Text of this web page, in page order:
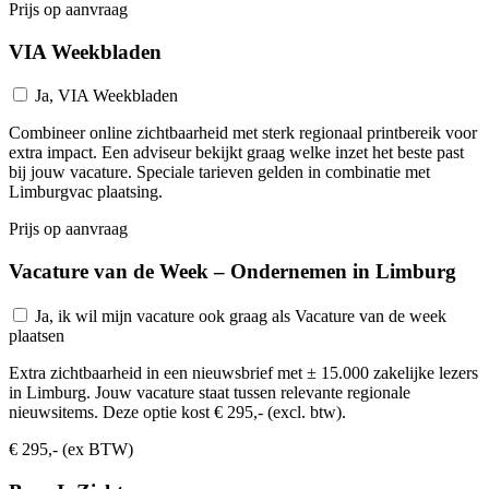
Prijs op aanvraag
VIA Weekbladen
Ja, VIA Weekbladen
Combineer online zichtbaarheid met sterk regionaal printbereik voor
extra impact. Een adviseur bekijkt graag welke inzet het beste past
bij jouw vacature. Speciale tarieven gelden in combinatie met
Limburgvac plaatsing.
Prijs op aanvraag
Vacature van de Week – Ondernemen in Limburg
Ja, ik wil mijn vacature ook graag als Vacature van de week
plaatsen
Extra zichtbaarheid in een nieuwsbrief met ± 15.000 zakelijke lezers
in Limburg. Jouw vacature staat tussen relevante regionale
nieuwsitems. Deze optie kost € 295,- (excl. btw).
€ 295,- (ex BTW)